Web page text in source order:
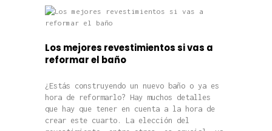
Los mejores revestimientos si vas a
reformar el baño
¿Estás construyendo un nuevo baño o ya es
hora de reformarlo? Hay muchos detalles
que hay que tener en cuenta a la hora de
crear este cuarto. La elección del